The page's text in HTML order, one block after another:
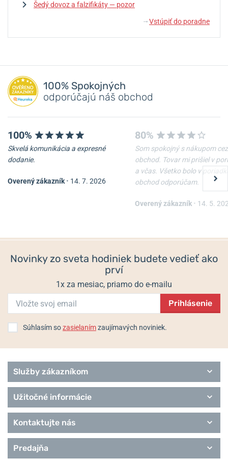
Šedý dovoz a falzifikáty — pozor
↓ Vstúpiť do poradne
100% Spokojných
odporúčajú náš obchod
100%
Skvelá komunikácia a expresné
dodanie.
Overený zákazník • 14. 7. 2026
80%
Som spokojný s nákupom cez
obchod. Tovar mi prišiel v
a včas. Všetko bolo v
obchod odporúčam.
Overený zákazník • 14. 5.
Novinky zo sveta hodiniek budete vedieť ako
prví
1x za mesiac, priamo do e-mailu
Prihlásenie
Súhlasím sozasielanímzaujímavých noviniek.
Služby zákazníkom
Užitočné informácie
Kontaktujte nás
Predajňa